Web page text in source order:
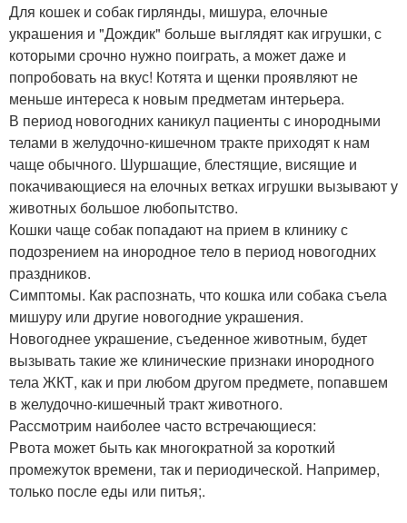
Для кошек и собак гирлянды, мишура, елочные
украшения и "Дождик" больше выглядят как игрушки, с
которыми срочно нужно поиграть, а может даже и
попробовать на вкус! Котята и щенки проявляют не
меньше интереса к новым предметам интерьера.
В период новогодних каникул пациенты с инородными
телами в желудочно-кишечном тракте приходят к нам
чаще обычного. Шуршащие, блестящие, висящие и
покачивающиеся на елочных ветках игрушки вызывают у
животных большое любопытство.
Кошки чаще собак попадают на прием в клинику с
подозрением на инородное тело в период новогодних
праздников.
Симптомы. Как распознать, что кошка или собака съела
мишуру или другие новогодние украшения.
Новогоднее украшение, съеденное животным, будет
вызывать такие же клинические признаки инородного
тела ЖКТ, как и при любом другом предмете, попавшем
в желудочно-кишечный тракт животного.
Рассмотрим наиболее часто встречающиеся:
Рвота может быть как многократной за короткий
промежуток времени, так и периодической. Например,
только после еды или питья;.